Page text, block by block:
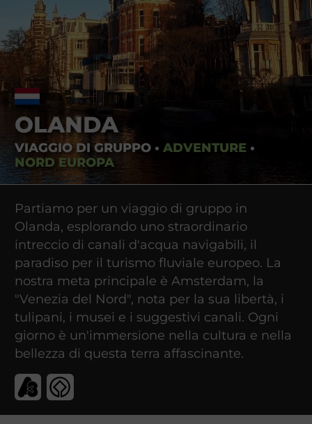
OLANDA
VIAGGIO DI GRUPPO• ADVENTURE•
NORD EUROPA
Partiamo per un viaggio di gruppo in
Olanda, esplorando uno straordinario
intreccio di canali d'acqua navigabili, il
paradiso per il turismo fluviale europeo. La
nostra meta principale è Amsterdam, la
"Venezia del Nord", nota per la sua libertà, i
tulipani, i musei e i suggestivi canali. Ogni
giorno è un'immersione nella cultura e nella
bellezza di questa terra affascinante.